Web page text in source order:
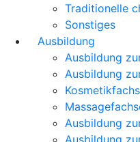
Traditionelle
Sonstiges
Ausbildung
Ausbildung
Ausbildung
Ausbildung
Ausbildung